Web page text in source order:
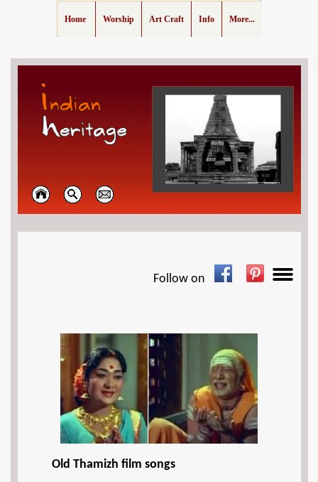
Home Worship Art Craft Info More...
Follow on
Old Thamizh film songs